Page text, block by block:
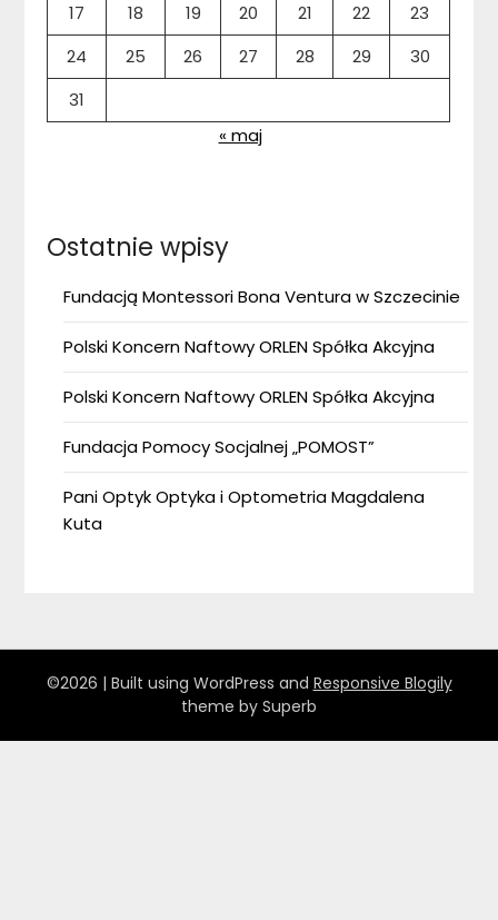
17
18 19 20 21 22
23
24
25 26 27 28 29
30
31
« maj
Ostatnie wpisy
Fundacją Montessori Bona Ventura w Szczecinie
Polski Koncern Naftowy ORLEN Spółka Akcyjna
Polski Koncern Naftowy ORLEN Spółka Akcyjna
Fundacja Pomocy Socjalnej „POMOST”
Pani Optyk Optyka i Optometria Magdalena
Kuta
©2026 | Built using WordPress and Responsive Blogily
theme by Superb